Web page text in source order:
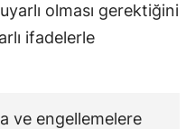
olması gerektiğini
ifadelerle
ve engellemelere